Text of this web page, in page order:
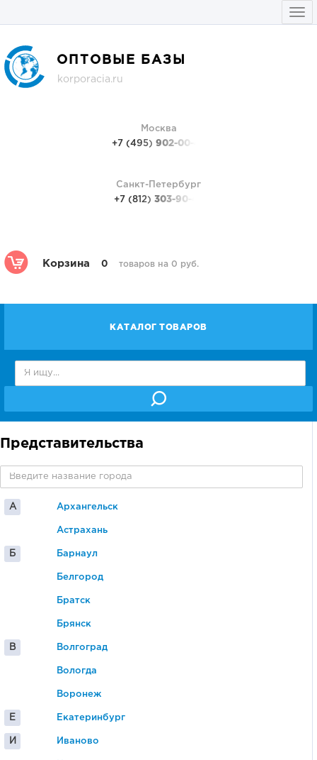
ОПТОВЫЕ БАЗЫ
korporacia.ru
Москва
+7 (495) 902-00-48
Санкт-Петербург
+7 (812) 303-90-48
Корзина 0 товаров на 0 руб.
КАТАЛОГ ТОВАРОВ
Представительства
А Архангельск
Астрахань
Б Барнаул
Белгород
Братск
Брянск
В Волгоград
Вологда
Воронеж
Е Екатеринбург
И Иваново